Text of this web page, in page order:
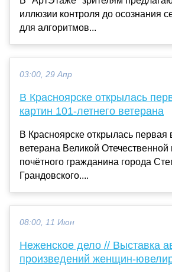
иллюзии контроля до осознания
для алгоритмов...
03:00, 29 Апр
В Красноярске открылась
картин 101-летнего ветерана
В Красноярске открылась первая
ветерана Великой
почётного гражданина города
Грандовского....
08:00, 11 Июн
Неженское дело // Выставка
произведений женщин-